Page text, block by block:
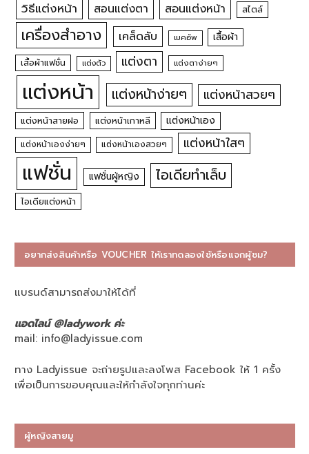
วิธีแต่งหน้า สอนแต่งตา สอนแต่งหน้า สไตล์
เครื่องสำอาง เคล็ดลับ เมคอัพ เสื้อผ้า
เสื้อผ้าแฟชั่น แต่งตัว แต่งตา แต่งตาง่ายๆ
แต่งหน้า แต่งหน้าง่ายๆ แต่งหน้าสวยๆ
แต่งหน้าสายฝอ แต่งหน้าเกาหลี แต่งหน้าเอง
แต่งหน้าเองง่ายๆ แต่งหน้าเองสวยๆ แต่งหน้าใสๆ
แฟชั่น แฟชั่นผู้หญิง ไอเดียทำเล็บ
ไอเดียแต่งหน้า
อยากส่งสินค้าหรือ VOUCHER ให้เราทดลองใช้หรือแจกผู้ชม?
แบรนด์สามารถส่งมาให้ได้ที่
แอดไลน์ @ladywork ค่ะ
mail: info@ladyissue.com
ทาง Ladyissue จะถ่ายรูปและลงโพส Facebook ให้ 1 ครั้ง
เพื่อเป็นการขอบคุณและให้กำลังใจทุกท่านค่ะ
ผู้หญิงสายมู